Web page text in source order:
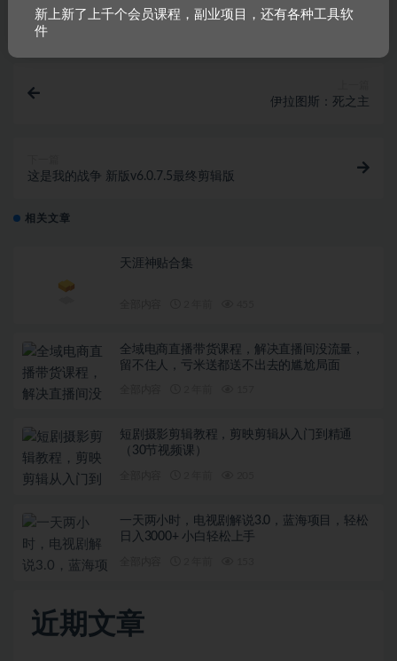
链接
伊拉图斯：死之主
这是我的战争 新版v6.0.7.5最终剪辑版
相关文章
天涯神贴合集
全域电商直播带货课程，解决直播间没流量，
留不住人，亏米送都送不出去的尴尬局面
短剧摄影剪辑教程，剪映剪辑从入门到精通
（30节视频课）
一天两小时，电视剧解说3.0，蓝海项目，轻松
日入3000+ 小白轻松上手
近期文章
新上新了上千个会员课程，副业项目，还有各种工具软
件